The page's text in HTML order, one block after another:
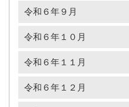
令和６年９月
令和６年１０月
令和６年１１月
令和６年１２月